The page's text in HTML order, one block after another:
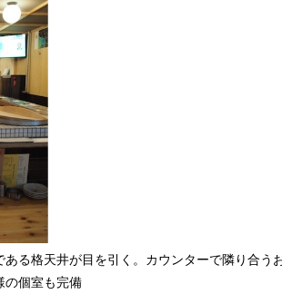
る格天井が目を引く。カウンターで隣り合
の個室も完備